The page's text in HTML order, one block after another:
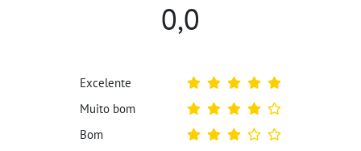
0,0
Excelente
Muito bom
Bom